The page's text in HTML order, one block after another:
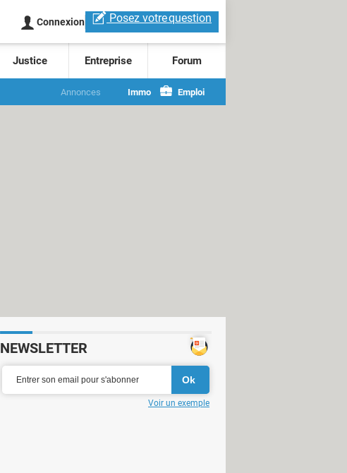
Connexion Posez votrequestion
Justice Entreprise Forum
Annonces Immo Emploi
NEWSLETTER
Voir un exemple